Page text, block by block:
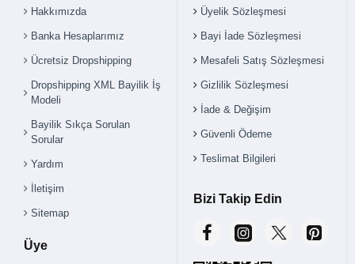
Hakkımızda
Banka Hesaplarımız
Ücretsiz Dropshipping
Dropshipping XML Bayilik İş
Modeli
Bayilik Sıkça Sorulan
Sorular
Yardım
İletişim
Sitemap
Üye
Üyelik Sözleşmesi
Bayi İade Sözleşmesi
Mesafeli Satış Sözleşmesi
Gizlilik Sözleşmesi
İade & Değişim
Güvenli Ödeme
Teslimat Bilgileri
Bizi Takip Edin